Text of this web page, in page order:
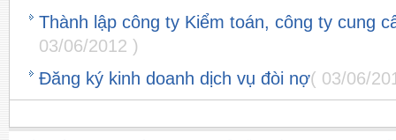
Thành lập công ty Kiểm toán, công ty cung
03/06/2012 )
Đăng ký kinh doanh dịch vụ đòi nợ( 03/06/